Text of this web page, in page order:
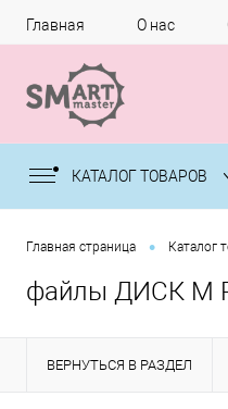
Главная О нас
КАТАЛОГ ТОВАРОВ
Главная страница • Каталог
файлы ДИСК М
ВЕРНУТЬСЯ В РАЗДЕЛ